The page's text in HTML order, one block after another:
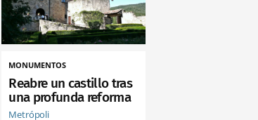
MONUMENTOS
Reabre un castillo tras
una profunda reforma
Metrópoli